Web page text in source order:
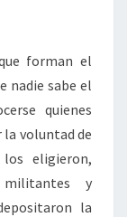
forman el
nadie sabe el
quienes
voluntad de
eligieron,
y
la